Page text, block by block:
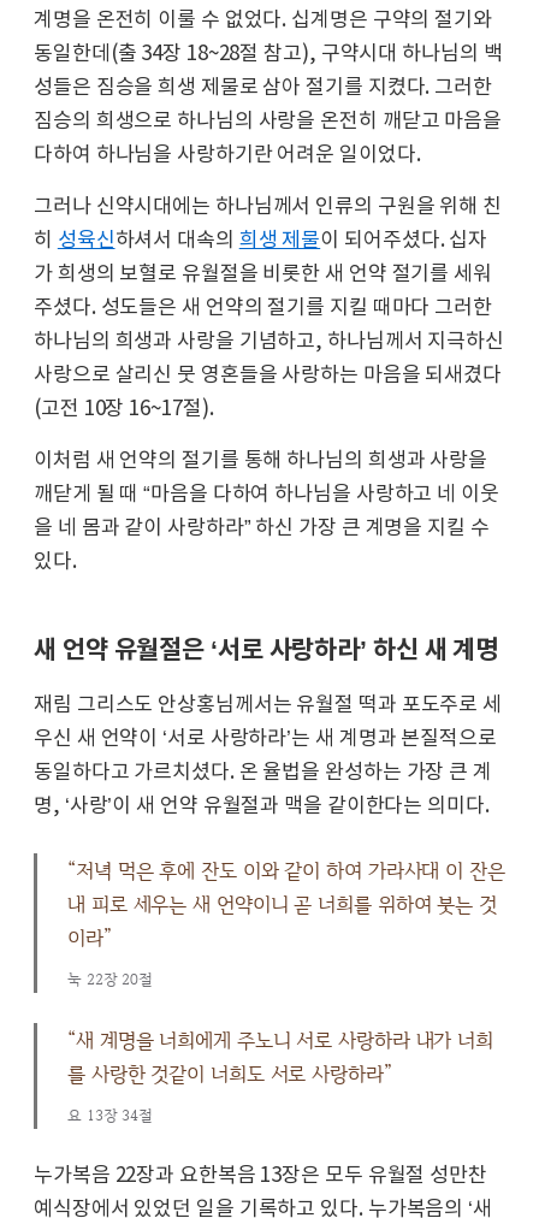
계명을 온전히 이룰 수 없었다. 십계명은 구약의 절기와
동일한데(출 34장 18~28절 참고), 구약시대 하나님의 백
성들은 짐승을 희생 제물로 삼아 절기를 지켰다. 그러한
짐승의 희생으로 하나님의 사랑을 온전히 깨닫고 마음을
다하여 하나님을 사랑하기란 어려운 일이었다.
그러나 신약시대에는 하나님께서 인류의 구원을 위해 친
히 성육신하셔서 대속의 희생 제물이 되어주셨다. 십자
가 희생의 보혈로 유월절을 비롯한 새 언약 절기를 세워
주셨다. 성도들은 새 언약의 절기를 지킬 때마다 그러한
하나님의 희생과 사랑을 기념하고, 하나님께서 지극하신
사랑으로 살리신 뭇 영혼들을 사랑하는 마음을 되새겼다
(고전 10장 16~17절).
이처럼 새 언약의 절기를 통해 하나님의 희생과 사랑을
깨닫게 될 때 “마음을 다하여 하나님을 사랑하고 네 이웃
을 네 몸과 같이 사랑하라” 하신 가장 큰 계명을 지킬 수
있다.
새 언약 유월절은 ‘서로 사랑하라’ 하신 새 계명
재림 그리스도 안상홍님께서는 유월절 떡과 포도주로 세
우신 새 언약이 ‘서로 사랑하라’는 새 계명과 본질적으로
동일하다고 가르치셨다. 온 율법을 완성하는 가장 큰 계
명, ‘사랑’이 새 언약 유월절과 맥을 같이한다는 의미다.
“저녁 먹은 후에 잔도 이와 같이 하여 가라사대 이 잔은
내 피로 세우는 새 언약이니 곧 너희를 위하여 붓는 것
이라”
눅 22장 20절
“새 계명을 너희에게 주노니 서로 사랑하라 내가 너희
를 사랑한 것같이 너희도 서로 사랑하라”
요 13장 34절
누가복음 22장과 요한복음 13장은 모두 유월절 성만찬
예식장에서 있었던 일을 기록하고 있다. 누가복음의 ‘새